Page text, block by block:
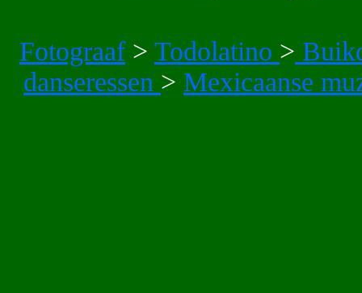
Fotograaf> Todolatino >
danseressen > Mexicaanse